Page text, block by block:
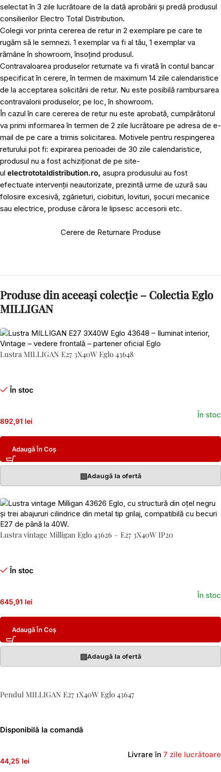
selectat în 3 zile lucrătoare de la dată aprobării și predă produsul
consilierilor Electro Total Distribution.
Colegii vor printa cererea de retur in 2 exemplare pe care te
rugăm să le semnezi. 1 exemplar va fi al tău, 1 exemplar va
rămâne în showroom, însoțind produsul.
Contravaloarea produselor returnate va fi virată în contul bancar
specificat în cerere, în termen de maximum 14 zile calendaristice
de la acceptarea solicitării de retur. Nu este posibilă rambursarea
contravalorii produselor, pe loc, în showroom.
În cazul în care cererea de retur nu este aprobată, cumpărătorul
va primi informarea în termen de 2 zile lucrătoare pe adresa de e-
mail de pe care a trimis solicitarea. Motivele pentru respingerea
returului pot fi: expirarea perioadei de 30 zile calendaristice,
produsul nu a fost achiziționat de pe site-
ul electrototaldistribution.ro, asupra produsului au fost
efectuate intervenții neautorizate, prezintă urme de uzură sau
folosire excesivă, zgârieturi, ciobituri, lovituri, șocuri mecanice
sau electrice, produse cărora le lipsesc accesorii etc.
Cerere de Returnare Produse
Produse din aceeași colecție – Colectia Eglo
MILLIGAN
Lustra MILLIGAN E27 3X40W Eglo 43648
În stoc
892,91 lei
În stoc
Adaugă În Coș
▤Adaugă la ofertă
Lustra vintage Milligan Eglo 43626 – E27 3X40W IP20
În stoc
645,91 lei
În stoc
Adaugă În Coș
▤Adaugă la ofertă
Pendul MILLIGAN E27 1X40W Eglo 43647
Disponibilă la comandă
44,25 lei
Livrare în 7 zile lucrătoare